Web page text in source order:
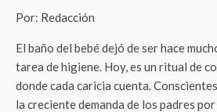
Por: Redacción
El baño del bebé dejó de ser hace
tarea de higiene. Hoy, es un ritual de
donde cada caricia cuenta.
la creciente demanda de los padres